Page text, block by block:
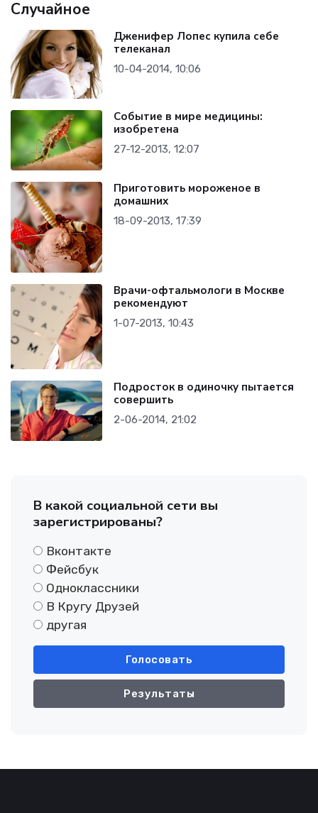
Случайное
Дженифер Лопес купила себе
телеканал
10-04-2014, 10:06
Событие в мире медицины:
изобретена
27-12-2013, 12:07
Приготовить мороженое в
домашних
18-09-2013, 17:39
Врачи-офтальмологи в Москве
рекомендуют
1-07-2013, 10:43
Подросток в одиночку пытается
совершить
2-06-2014, 21:02
В какой социальной сети вы
зарегистрированы?
Вконтакте
Фейсбук
Одноклассники
В Кругу Друзей
другая
Голосовать
Результаты